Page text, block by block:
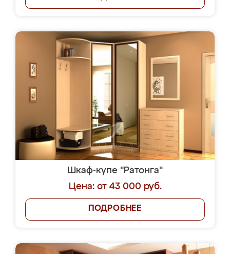
Шкаф-купе "Ратонга"
Цена: от 43 000 руб.
ПОДРОБНЕЕ